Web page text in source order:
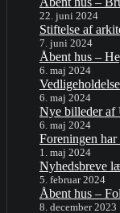
22. juni 2024
Stiftelse af
7. juni 2024
Åbent hus –
6. maj 2024
6. maj 2024
Nye billeder af
6. maj 2024
Foreningen
1. maj 2024
Nyhedsbreve
5. februar 2024
Åbent hus –
8. december 2023